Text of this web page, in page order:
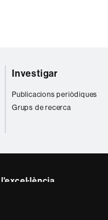
Investigar
Publicacions periòdiques
Grups de recerca